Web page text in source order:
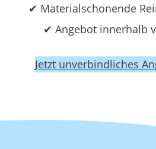
✔ Materialschonende
✔ Angebot innerhalb
Jetzt unverbindliches